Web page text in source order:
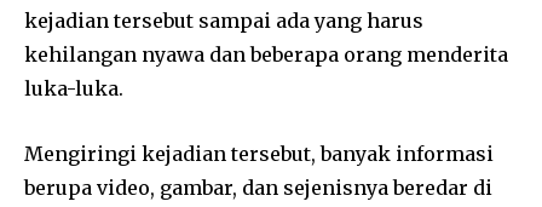
kejadian tersebut sampai ada yang harus
kehilangan nyawa dan beberapa orang menderita
luka-luka.
Mengiringi kejadian tersebut, banyak informasi
berupa video, gambar, dan sejenisnya beredar di